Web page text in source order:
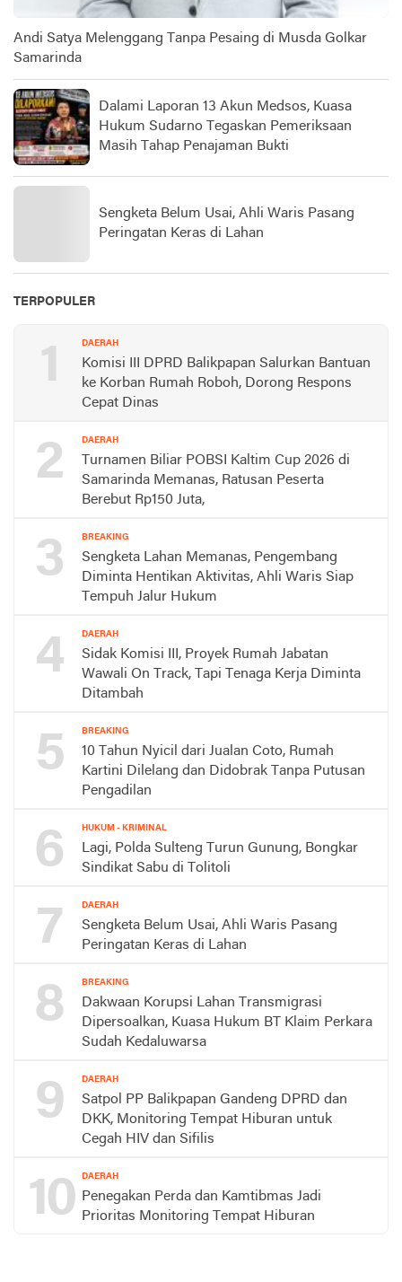
Andi Satya Melenggang Tanpa Pesaing di Musda Golkar
Samarinda
Dalami Laporan 13 Akun Medsos, Kuasa
Hukum Sudarno Tegaskan Pemeriksaan
Masih Tahap Penajaman Bukti
Sengketa Belum Usai, Ahli Waris Pasang
Peringatan Keras di Lahan
TERPOPULER
1 DAERAH
Komisi III DPRD Balikpapan Salurkan Bantuan
ke Korban Rumah Roboh, Dorong Respons
Cepat Dinas
2 DAERAH
Turnamen Biliar POBSI Kaltim Cup 2026 di
Samarinda Memanas, Ratusan Peserta
Berebut Rp150 Juta,
3 BREAKING
Sengketa Lahan Memanas, Pengembang
Diminta Hentikan Aktivitas, Ahli Waris Siap
Tempuh Jalur Hukum
4 DAERAH
Sidak Komisi III, Proyek Rumah Jabatan
Wawali On Track, Tapi Tenaga Kerja Diminta
Ditambah
5 BREAKING
10 Tahun Nyicil dari Jualan Coto, Rumah
Kartini Dilelang dan Didobrak Tanpa Putusan
Pengadilan
6 HUKUM - KRIMINAL
Lagi, Polda Sulteng Turun Gunung, Bongkar
Sindikat Sabu di Tolitoli
7 DAERAH
Sengketa Belum Usai, Ahli Waris Pasang
Peringatan Keras di Lahan
8 BREAKING
Dakwaan Korupsi Lahan Transmigrasi
Dipersoalkan, Kuasa Hukum BT Klaim Perkara
Sudah Kedaluwarsa
9 DAERAH
Satpol PP Balikpapan Gandeng DPRD dan
DKK, Monitoring Tempat Hiburan untuk
Cegah HIV dan Sifilis
10 DAERAH
Penegakan Perda dan Kamtibmas Jadi
Prioritas Monitoring Tempat Hiburan